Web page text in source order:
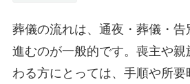
葬儀の流れは、通夜・葬儀・
進むのが一般的です。喪主や
わる方にとっては、手順や所